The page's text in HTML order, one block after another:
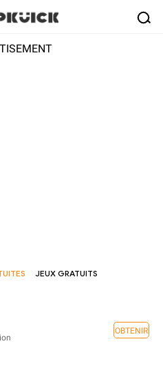
JEUX GRATUITS
OBTENIR